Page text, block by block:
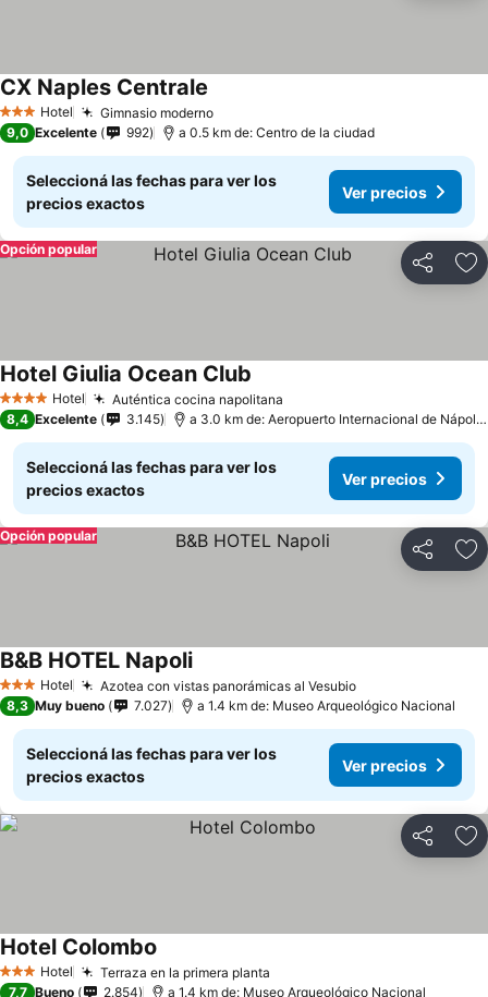
3 Estrellas
Hotel Gimnasio moderno
CX Naples Centrale
9,0 Excelente 992 a 0.5 km de: Centro de la ciudad
Seleccioná las fechas para ver los
precios exactos
Ver precios
Compartir
Opción popular
4 EstrellasHotel Auténtica cocina napolitana
Hotel Giulia Ocean Club
8,4 Excelente 3.145 a 3.0 km de: Aeropuerto Internacional de Nápoles - Capodichino
Seleccioná las fechas para ver los
precios exactos
Ver precios
Compartir
Opción popular
3 Estrellas
Hotel Azotea con vistas panorámicas al Vesubio
B&B HOTEL Napoli
8,3 Muy bueno 7.027 a 1.4 km de: Museo Arqueológico Nacional
Seleccioná las fechas para ver los
precios exactos
Ver precios
Compartir
3 Estrellas
Hotel Terraza en la primera planta
Hotel Colombo
7,7 Bueno 2.854 a 1.4 km de: Museo Arqueológico Nacional